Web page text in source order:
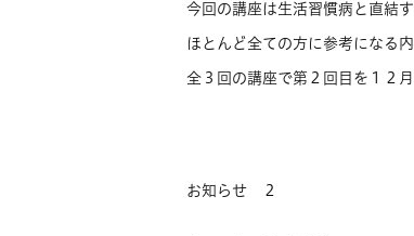
今回の講座は生活習慣病と直結す
ほとんど全ての方に参考になる
全３回の講座で第２回目を１２
お知らせ ２